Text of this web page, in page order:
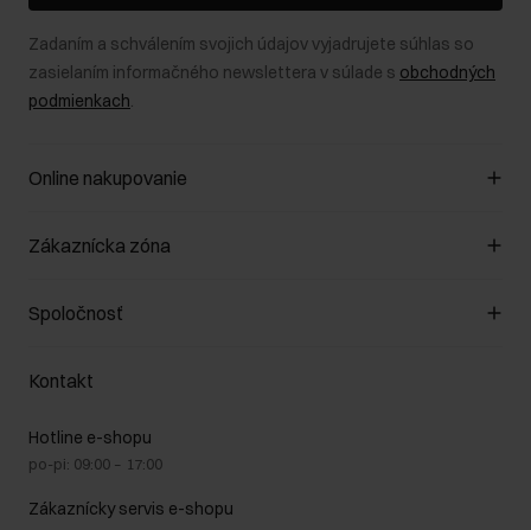
Zadaním a schválením svojich údajov vyjadrujete súhlas so
zasielaním informačného newslettera v súlade s obchodných
podmienkach.
Online nakupovanie
Spravovať súbory cookie
Spôsob platby
Vrátenie
Zákaznícka zóna
Zákazníky klub
Pravidlá propagácie
Starostlivosť o kožu
Bezpečné nakupovanie
Blog
Najčastejšie kladené otázky (FAQ)
Spoločnosť
O nás
GDPR - Zásady ochrany osobných údajov
Právne informácie
Kontakt
Hotline e-shopu
po-pi: 09:00 – 17:00
Zákaznícky servis e-shopu